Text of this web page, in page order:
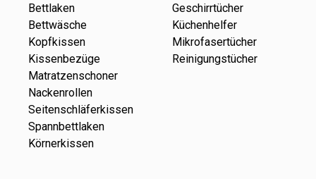
Bettlaken
Bettwäsche
Kopfkissen
Kissenbezüge
Matratzenschoner
Nackenrollen
Seitenschläferkissen
Spannbettlaken
Körnerkissen
Geschirrtücher
Küchenhelfer
Mikrofasertücher
Reinigungstücher